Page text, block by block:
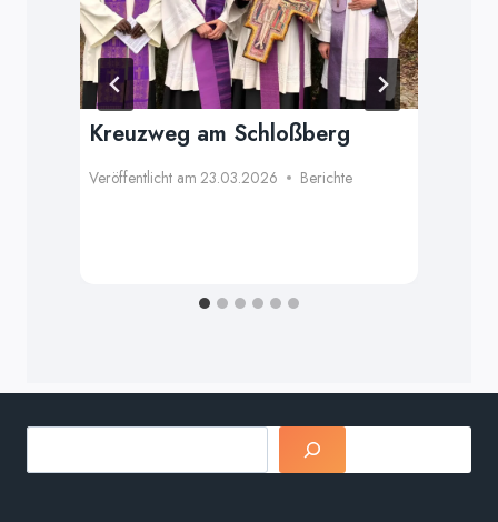
Kreuzweg am Schloßberg
Veröffentlicht am 23.03.2026 Berichte
Suchen